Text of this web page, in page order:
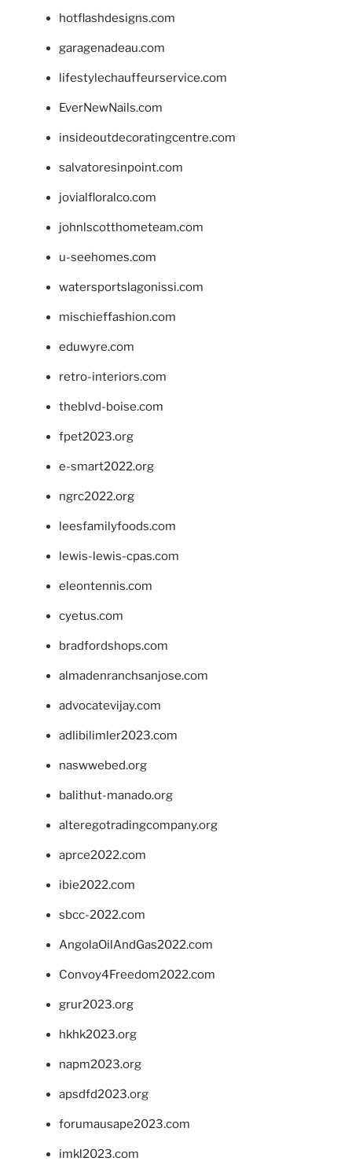
hotflashdesigns.com
garagenadeau.com
lifestylechauffeurservice.com
EverNewNails.com
insideoutdecoratingcentre.com
salvatoresinpoint.com
jovialfloralco.com
johnlscotthometeam.com
u-seehomes.com
watersportslagonissi.com
mischieffashion.com
eduwyre.com
retro-interiors.com
theblvd-boise.com
fpet2023.org
e-smart2022.org
ngrc2022.org
leesfamilyfoods.com
lewis-lewis-cpas.com
eleontennis.com
cyetus.com
bradfordshops.com
almadenranchsanjose.com
advocatevijay.com
adlibilimler2023.com
naswwebed.org
balithut-manado.org
alteregotradingcompany.org
aprce2022.com
ibie2022.com
sbcc-2022.com
AngolaOilAndGas2022.com
Convoy4Freedom2022.com
grur2023.org
hkhk2023.org
napm2023.org
apsdfd2023.org
forumausape2023.com
imkl2023.com